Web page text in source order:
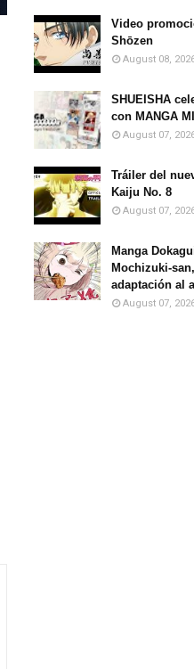
Video
Shōzen
August 08,
SHUEISHA
con MANGA
August 07,
Tráiler del
Kaiju No. 8
August 07,
Manga
Mochizuki-
adaptación al
August 07,